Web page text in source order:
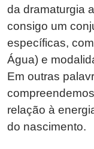
da dramaturgia
consigo um
específicas,
Água) e
Em outras
relação à
do nascimento.